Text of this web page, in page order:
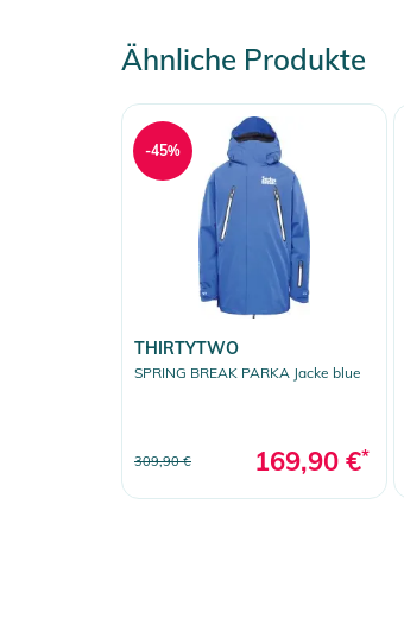
Ähnliche Produkte
THIRTYTWO
SPRING BREAK PARKA Jacke blue
309,90 € 169,90 €*
-45%